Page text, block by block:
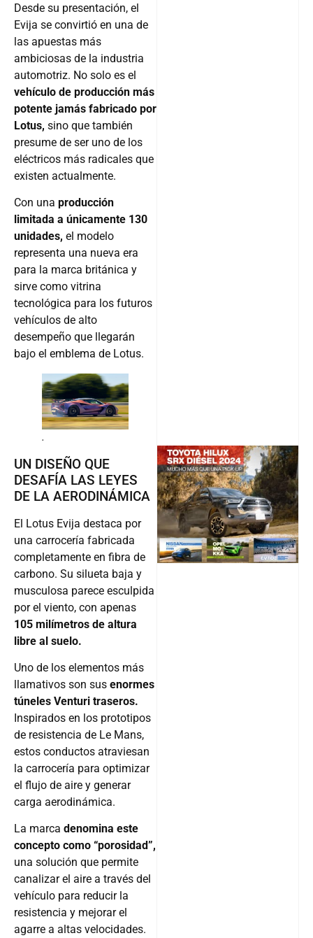
Desde su presentación, el
Evija se convirtió en una de
las apuestas más
ambiciosas de la industria
automotriz. No solo es el
vehículo de producción más
potente jamás fabricado por
Lotus, sino que también
presume de ser uno de los
eléctricos más radicales que
existen actualmente.
Con una producción
limitada a únicamente 130
unidades, el modelo
representa una nueva era
para la marca británica y
sirve como vitrina
tecnológica para los futuros
vehículos de alto
desempeño que llegarán
bajo el emblema de Lotus.
.
UN DISEÑO QUE
DESAFÍA LAS LEYES
DE LA AERODINÁMICA
El Lotus Evija destaca por
una carrocería fabricada
completamente en fibra de
carbono. Su silueta baja y
musculosa parece esculpida
por el viento, con apenas
105 milímetros de altura
libre al suelo.
Uno de los elementos más
llamativos son sus enormes
túneles Venturi traseros.
Inspirados en los prototipos
de resistencia de Le Mans,
estos conductos atraviesan
la carrocería para optimizar
el flujo de aire y generar
carga aerodinámica.
La marca denomina este
concepto como “porosidad”,
una solución que permite
canalizar el aire a través del
vehículo para reducir la
resistencia y mejorar el
agarre a altas velocidades.
Follow